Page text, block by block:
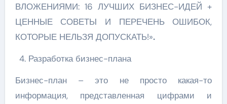
ВЛОЖЕНИЯМИ: 16 ЛУЧШИХ БИЗНЕС-ИДЕЙ +
ЦЕННЫЕ СОВЕТЫ И ПЕРЕЧЕНЬ ОШИБОК,
КОТОРЫЕ НЕЛЬЗЯ ДОПУСКАТЬ!».
Разработка бизнес-плана
Бизнес-план – это не просто какая-то
информация, представленная цифрами и